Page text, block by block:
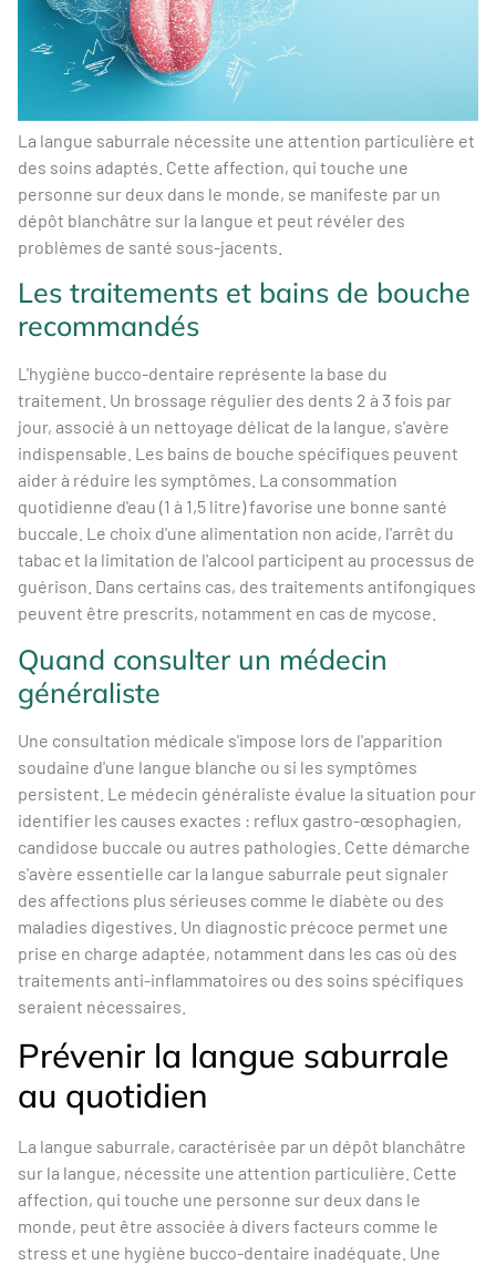
La langue saburrale nécessite une attention particulière et
des soins adaptés. Cette affection, qui touche une
personne sur deux dans le monde, se manifeste par un
dépôt blanchâtre sur la langue et peut révéler des
problèmes de santé sous-jacents.
Les traitements et bains de bouche
recommandés
L'hygiène bucco-dentaire représente la base du
traitement. Un brossage régulier des dents 2 à 3 fois par
jour, associé à un nettoyage délicat de la langue, s'avère
indispensable. Les bains de bouche spécifiques peuvent
aider à réduire les symptômes. La consommation
quotidienne d'eau (1 à 1,5 litre) favorise une bonne santé
buccale. Le choix d'une alimentation non acide, l'arrêt du
tabac et la limitation de l'alcool participent au processus de
guérison. Dans certains cas, des traitements antifongiques
peuvent être prescrits, notamment en cas de mycose.
Quand consulter un médecin
généraliste
Une consultation médicale s'impose lors de l'apparition
soudaine d'une langue blanche ou si les symptômes
persistent. Le médecin généraliste évalue la situation pour
identifier les causes exactes : reflux gastro-œsophagien,
candidose buccale ou autres pathologies. Cette démarche
s'avère essentielle car la langue saburrale peut signaler
des affections plus sérieuses comme le diabète ou des
maladies digestives. Un diagnostic précoce permet une
prise en charge adaptée, notamment dans les cas où des
traitements anti-inflammatoires ou des soins spécifiques
seraient nécessaires.
Prévenir la langue saburrale
au quotidien
La langue saburrale, caractérisée par un dépôt blanchâtre
sur la langue, nécessite une attention particulière. Cette
affection, qui touche une personne sur deux dans le
monde, peut être associée à divers facteurs comme le
stress et une hygiène bucco-dentaire inadéquate. Une